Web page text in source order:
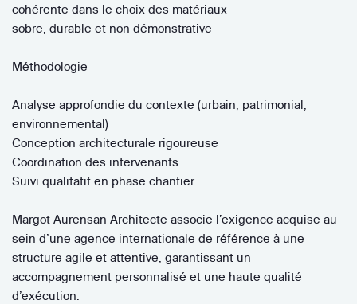
cohérente dans le choix des matériaux
sobre, durable et non démonstrative
Méthodologie
Analyse approfondie du contexte (urbain, patrimonial,
environnemental)
Conception architecturale rigoureuse
Coordination des intervenants
Suivi qualitatif en phase chantier
Margot Aurensan Architecte associe l’exigence acquise au
sein d’une agence internationale de référence à une
structure agile et attentive, garantissant un
accompagnement personnalisé et une haute qualité
d’exécution.